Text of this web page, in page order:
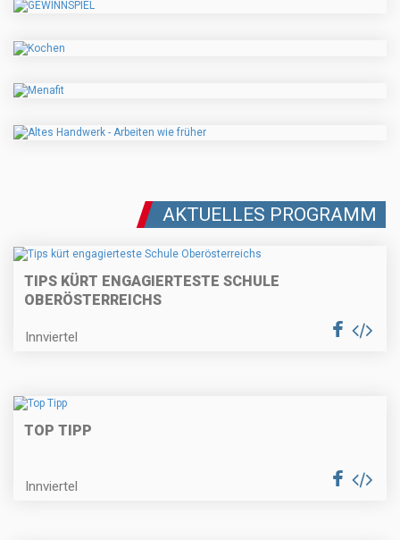
AKTUELLES PROGRAMM
TIPS KÜRT ENGAGIERTESTE SCHULE
OBERÖSTERREICHS
Innviertel
TOP TIPP
Innviertel